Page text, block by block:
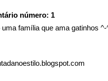
número: 1
família que ama gatinhos ^-